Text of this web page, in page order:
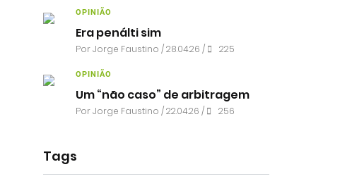
OPINIÃO
Era penálti sim
PorJorge Faustino / 28.04.26 / 225
OPINIÃO
Um “não caso” de arbitragem
PorJorge Faustino / 22.04.26 / 256
Tags